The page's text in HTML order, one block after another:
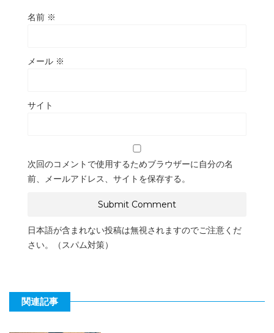
名前 ※
メール ※
サイト
次回のコメントで使用するためブラウザーに自分の名
前、メールアドレス、サイトを保存する。
日本語が含まれない投稿は無視されますのでご注意くだ
さい。（スパム対策）
関連記事